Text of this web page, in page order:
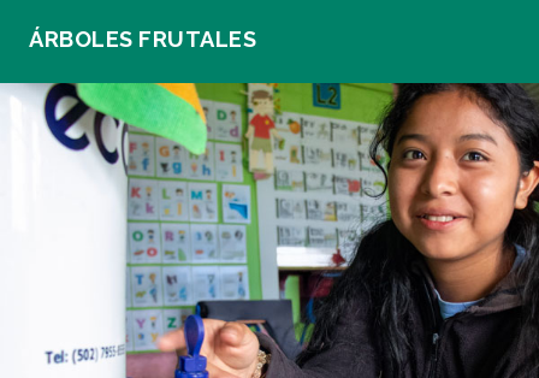
ÁRBOLES FRUTALES